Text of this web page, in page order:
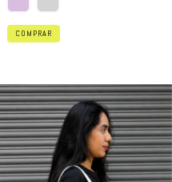
COMPRAR